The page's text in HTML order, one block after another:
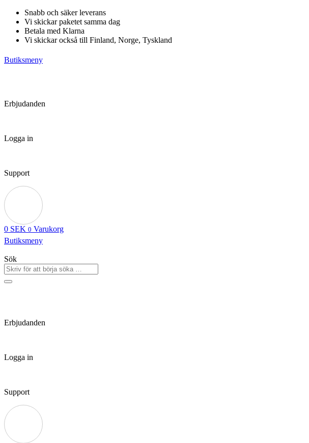
Hoppa
innehåll
Snabb och säker leverans
Vi skickar paketet samma dag
Betala med Klarna
Vi skickar också till Finland, Norge, Tyskland
Butiksmeny
Erbjudanden
Logga in
Support
0 SEK 0 Varukorg
Butiksmeny
Sök
Erbjudanden
Logga in
Support